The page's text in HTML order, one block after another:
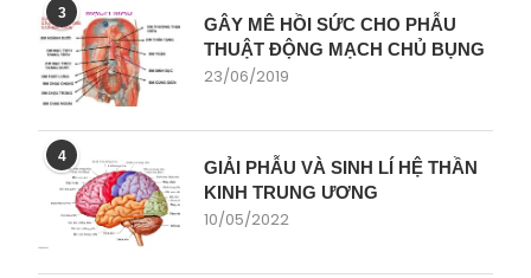
3
GÂY MÊ HỒI SỨC CHO PHẪU
THUẬT ĐỘNG MẠCH CHỦ BỤNG
23/06/2019
4
GIẢI PHẪU VÀ SINH LÍ HỆ THẦN
KINH TRUNG ƯƠNG
10/05/2022